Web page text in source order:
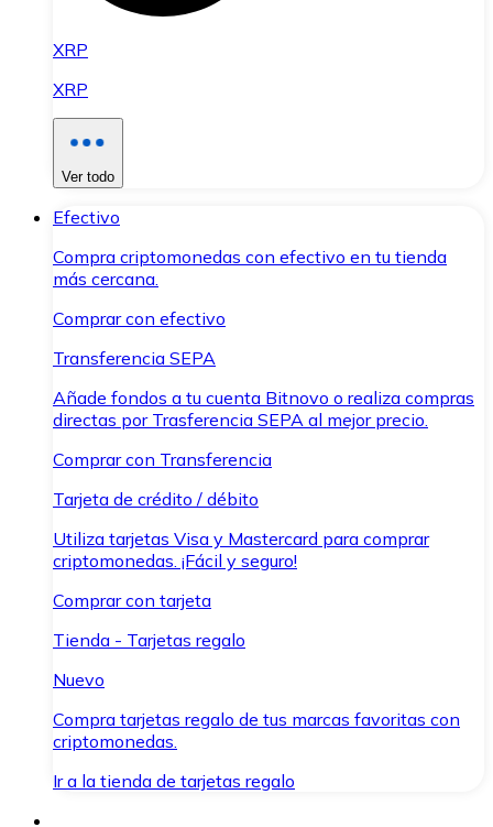
XRP
XRP
Ver todo
Efectivo
Compra criptomonedas con efectivo en tu tienda
más cercana.
Comprar con efectivo
Transferencia SEPA
Añade fondos a tu cuenta Bitnovo o realiza compras
directas por Trasferencia SEPA al mejor precio.
Comprar con Transferencia
Tarjeta de crédito / débito
Utiliza tarjetas Visa y Mastercard para comprar
criptomonedas. ¡Fácil y seguro!
Comprar con tarjeta
Tienda - Tarjetas regalo
Nuevo
Compra tarjetas regalo de tus marcas favoritas con
criptomonedas.
Ir a la tienda de tarjetas regalo